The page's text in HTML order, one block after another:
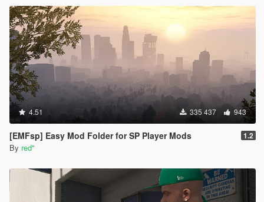
4.51 335 437 943
[EMFsp] Easy Mod Folder for SP Player Mods 1.2
By red''